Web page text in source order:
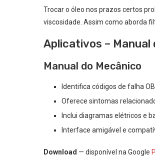
Trocar o óleo nos prazos certos
viscosidade. Assim como aborda
Aplicativos –
Manual do Mecânico
Identifica códigos de falha
Oferece sintomas
Inclui diagramas elétricos e
Interface amigável e
Download — disponível na Google